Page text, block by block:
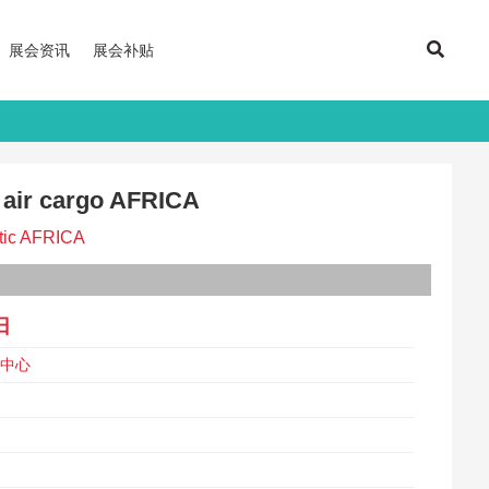
展会资讯 展会补贴
cargo AFRICA
AFRICA
心